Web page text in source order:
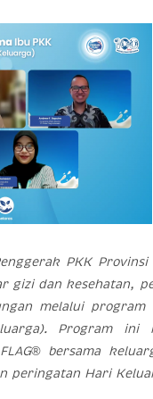
PKK
gizi dan kesehatan,
melalui program
Program ini
bersama
peringatan Hari